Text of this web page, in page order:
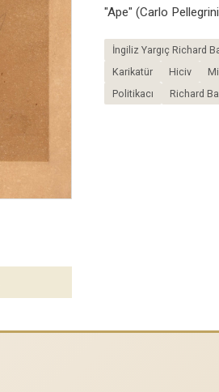
"Ape" (Carlo
İngiliz Yargıç Richard
Karikatür
Hiciv
Politikacı
Richard